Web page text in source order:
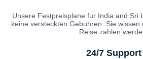
Unsere Festpreisplane fur India and Sri
keine versteckten Gebuhren. Sie
Reise zahlen
24/7 Support